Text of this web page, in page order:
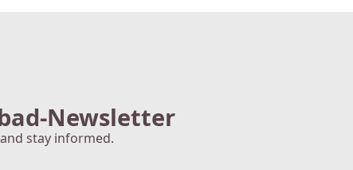
Newsletter
stay informed.